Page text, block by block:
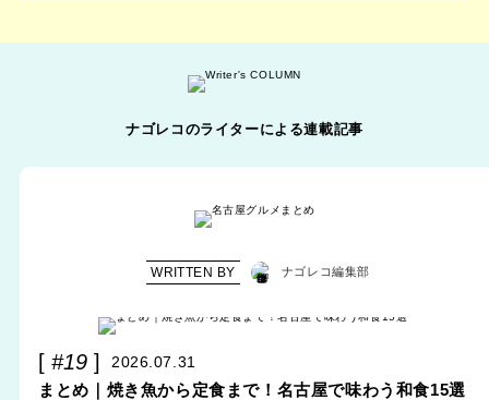
ナゴレコのライターによる連載記事
WRITTEN BY ナゴレコ編集部
#19 2026.07.31
まとめ｜焼き魚から定食まで！名古屋で味わう和食15選